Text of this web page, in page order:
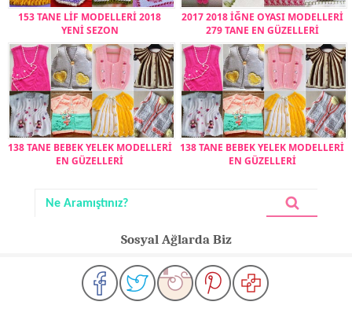
153 TANE LİF MODELLERİ 2018
YENİ SEZON
2017 2018 İĞNE OYASI MODELLERİ
279 TANE EN GÜZELLERİ
138 TANE BEBEK YELEK MODELLERİ
EN GÜZELLERİ
138 TANE BEBEK YELEK MODELLERİ
EN GÜZELLERİ
Sosyal Ağlarda Biz